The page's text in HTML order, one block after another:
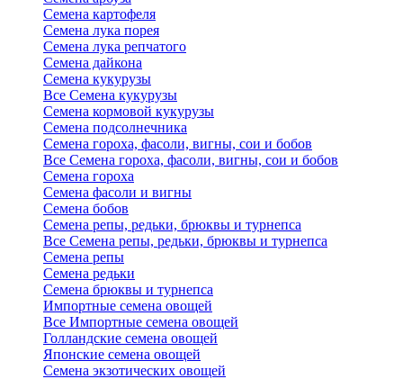
Семена картофеля
Семена лука порея
Семена лука репчатого
Семена дайкона
Семена кукурузы
Все Семена кукурузы
Семена кормовой кукурузы
Семена подсолнечника
Семена гороха, фасоли, вигны, сои и бобов
Все Семена гороха, фасоли, вигны, сои и бобов
Семена гороха
Семена фасоли и вигны
Семена бобов
Семена репы, редьки, брюквы и турнепса
Все Семена репы, редьки, брюквы и турнепса
Семена репы
Семена редьки
Семена брюквы и турнепса
Импортные семена овощей
Все Импортные семена овощей
Голландские семена овощей
Японские семена овощей
Семена экзотических овощей